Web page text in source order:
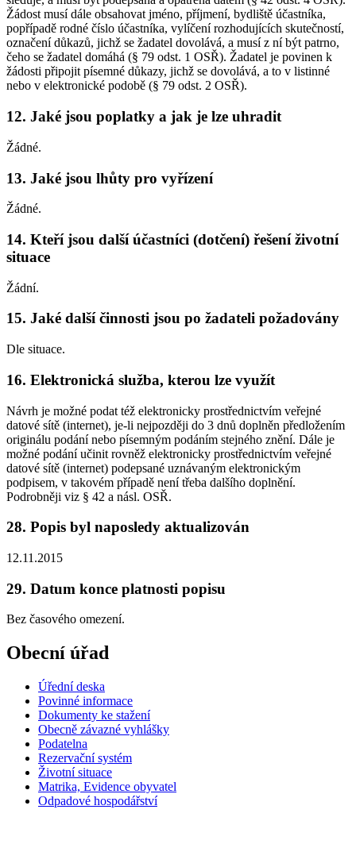
Žádost musí dále obsahovat jméno, příjmení, bydliště účastníka,
popřípadě rodné číslo účastníka, vylíčení rozhodujících skutečností,
označení důkazů, jichž se žadatel dovolává, a musí z ní být patrno,
čeho se žadatel domáhá (§ 79 odst. 1 OSŘ). Žadatel je povinen k
žádosti připojit písemné důkazy, jichž se dovolává, a to v listinné
nebo v elektronické podobě (§ 79 odst. 2 OSŘ).
12. Jaké jsou poplatky a jak je lze uhradit
Žádné.
13. Jaké jsou lhůty pro vyřízení
Žádné.
14. Kteří jsou další účastníci (dotčení) řešení životní
situace
Žádní.
15. Jaké další činnosti jsou po žadateli požadovány
Dle situace.
16. Elektronická služba, kterou lze využít
Návrh je možné podat též elektronicky prostřednictvím veřejné
datové sítě (internet), je-li nejpozději do 3 dnů doplněn předložením
originálu podání nebo písemným podáním stejného znění. Dále je
možné podání učinit rovněž elektronicky prostřednictvím veřejné
datové sítě (internet) podepsané uznávaným elektronickým
podpisem, v takovém případě není třeba dalšího doplnění.
Podrobněji viz § 42 a násl. OSŘ.
28. Popis byl naposledy aktualizován
12.11.2015
29. Datum konce platnosti popisu
Bez časového omezení.
Obecní úřad
Úřední deska
Povinné informace
Dokumenty ke stažení
Obecně závazné vyhlášky
Podatelna
Rezervační systém
Životní situace
Matrika, Evidence obyvatel
Odpadové hospodářství